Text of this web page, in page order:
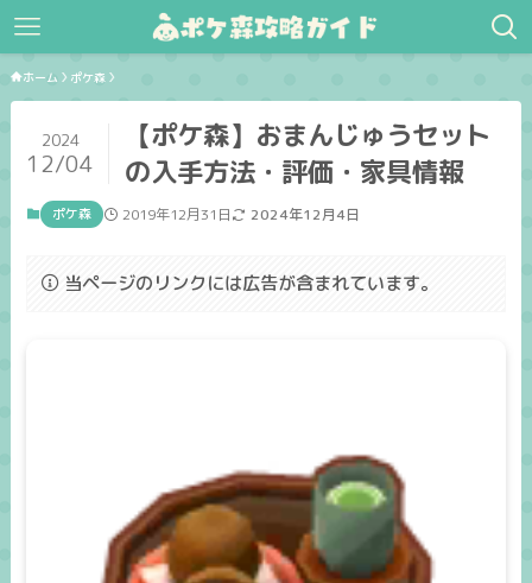
ホーム ポケ森
【ポケ森】おまんじゅうセット
の入手方法・評価・家具情報
2024
12/04
ポケ森 2019年12月31日 2024年12月4日
当ページのリンクには広告が含まれています。